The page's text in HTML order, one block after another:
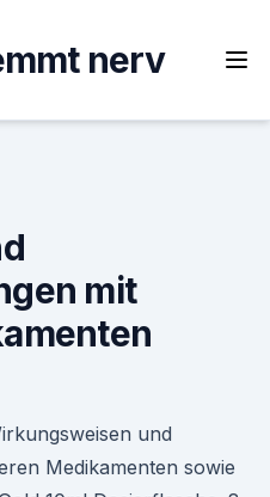
nerv
mit
und
Medikamenten sowie